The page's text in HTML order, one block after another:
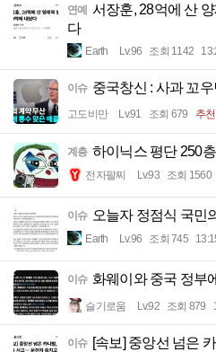
연예 서장훈, 28억에 산
다
Earth Lv.96 조회 1142
이슈 중국창신 : 사과 꼬
고도비만 Lv.91 조회 679 추천
계층 하이닉스 평단 250
전자팔찌 Lv.93 조회 1560
이슈 오늘자 정점식 국민
Earth Lv.96 조회 745
이슈 화웨이와 중국 정부
슬기로움 Lv.92 조회 879
이슈 [속보] 중앙선 넘은